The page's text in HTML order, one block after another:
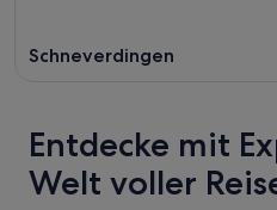
Schneverdingen
Entdecke mit
Welt voller